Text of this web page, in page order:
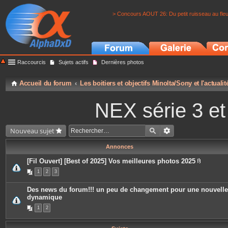
> Concours AOUT 26: Du petit ruisseau au
Raccourcis Sujets actifs Dernières photos
Accueil du forum Les boitiers et objectifs Minolta/Sony et
NEX série 3
Nouveau sujet
Annonces
[Fil Ouvert] [Best of 2025] Vos meilleures photos 2025
c
e
n
1 2 3
Des news du forum!!! un peu de changement pour une nouvelle
dynamique
1 2